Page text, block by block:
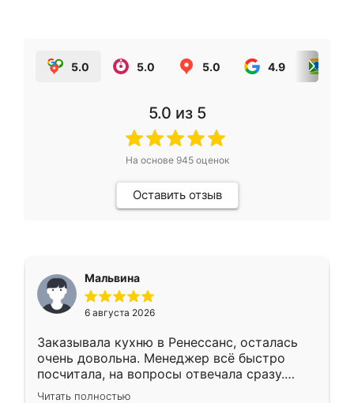
5.0 5.0 5.0 4.9
5.0 из 5
На основе 945оценок
Оставить отзыв
Мальвина
6 августа 2026
Заказывала кухню в Ренессанс, осталась
очень довольна. Менеджер всё быстро
посчитала, на вопросы отвечала сразу.
Замерщик приехал в субботу, подошёл к
Читать полностью